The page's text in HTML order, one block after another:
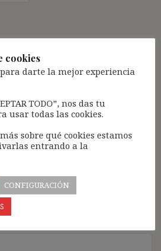
no será publicada.
marcados con*
cookies
darte la mejor experiencia
TODO”, nos das tu
usar todas las cookies.
sobre qué cookies estamos
entrando a la
CONFIGURACIÓN